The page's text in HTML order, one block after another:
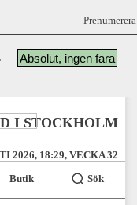
Prenumerera
Absolut, ingen fara
I STOCKHOLM
2026, 18:29, VECKA 32
Butik Sök